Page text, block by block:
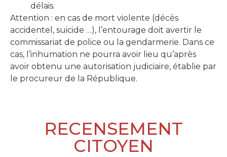
délais.
Attention : en cas de mort violente (décès
accidentel, suicide …), l’entourage doit avertir le
commissariat de police ou la gendarmerie. Dans ce
cas, l’inhumation ne pourra avoir lieu qu’après
avoir obtenu une autorisation judiciaire, établie par
le procureur de la République.
RECENSEMENT
CITOYEN